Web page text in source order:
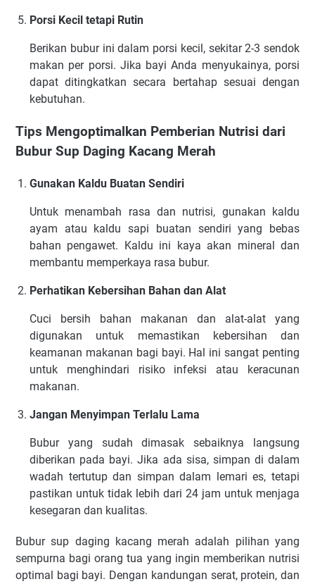
Porsi Kecil tetapi Rutin
Berikan bubur ini dalam porsi kecil, sekitar 2-3 sendok
makan per porsi. Jika bayi Anda menyukainya, porsi
dapat ditingkatkan secara bertahap sesuai dengan
kebutuhan.
Tips Mengoptimalkan Pemberian Nutrisi dari
Bubur Sup Daging Kacang Merah
Gunakan Kaldu Buatan Sendiri
Untuk menambah rasa dan nutrisi, gunakan kaldu
ayam atau kaldu sapi buatan sendiri yang bebas
bahan pengawet. Kaldu ini kaya akan mineral dan
membantu memperkaya rasa bubur.
Perhatikan Kebersihan Bahan dan Alat
Cuci bersih bahan makanan dan alat-alat yang
digunakan untuk memastikan kebersihan dan
keamanan makanan bagi bayi. Hal ini sangat penting
untuk menghindari risiko infeksi atau keracunan
makanan.
Jangan Menyimpan Terlalu Lama
Bubur yang sudah dimasak sebaiknya langsung
diberikan pada bayi. Jika ada sisa, simpan di dalam
wadah tertutup dan simpan dalam lemari es, tetapi
pastikan untuk tidak lebih dari 24 jam untuk menjaga
kesegaran dan kualitas.
Bubur sup daging kacang merah adalah pilihan yang
sempurna bagi orang tua yang ingin memberikan nutrisi
optimal bagi bayi. Dengan kandungan serat, protein, dan